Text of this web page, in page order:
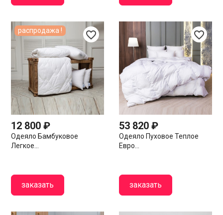
favorite_border
12 800 ₽
Одеяло Бамбуковое
Легкое...
заказать
распродажа ! favorite_border
53 820 ₽
Одеяло Пуховое Теплое
Евро...
заказать